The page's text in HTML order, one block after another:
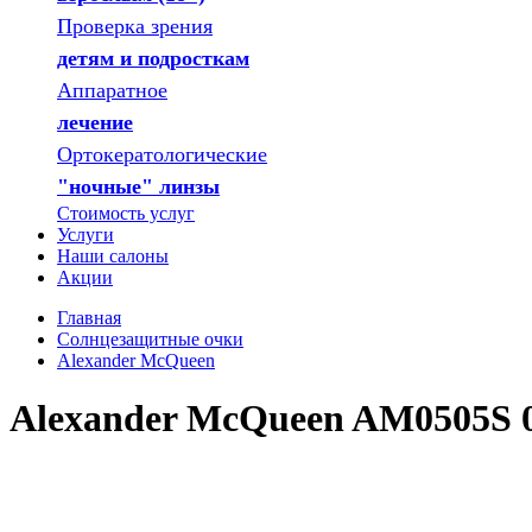
Проверка зрения
детям и подросткам
Аппаратное
лечение
Ортокератологические
"ночные" линзы
Стоимость услуг
Услуги
Наши салоны
Акции
Главная
Солнцезащитные очки
Alexander McQueen
Alexander McQueen AM0505S